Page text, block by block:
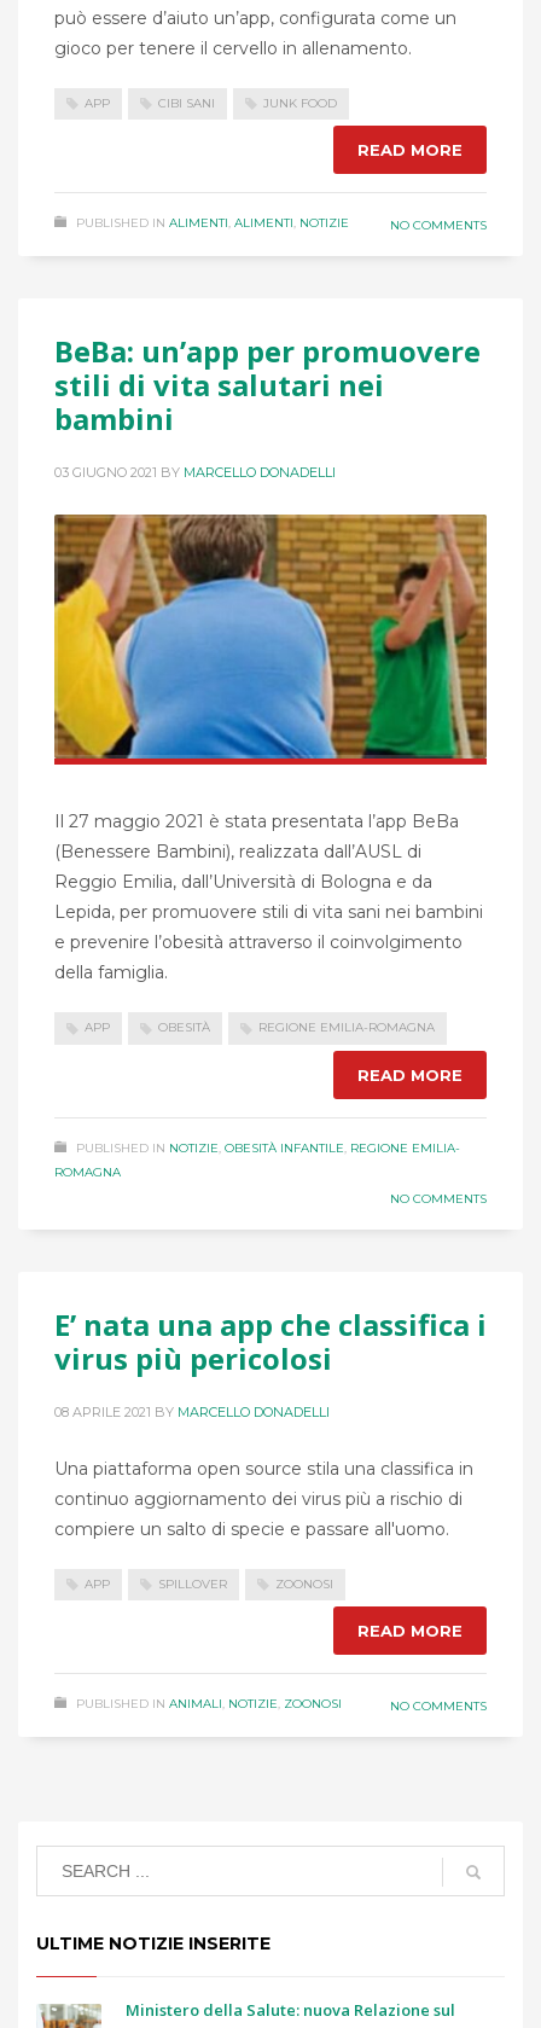
può essere d’aiuto un’app, configurata come un
gioco per tenere il cervello in allenamento.
APP CIBI SANI JUNK FOOD
READ MORE
PUBLISHED IN ALIMENTI, ALIMENTI, NOTIZIE NO COMMENTS
BeBa: un’app per promuovere
stili di vita salutari nei
bambini
03 GIUGNO 2021 BY MARCELLO DONADELLI
Il 27 maggio 2021 è stata presentata l’app BeBa
(Benessere Bambini), realizzata dall’AUSL di
Reggio Emilia, dall’Università di Bologna e da
Lepida, per promuovere stili di vita sani nei bambini
e prevenire l’obesità attraverso il coinvolgimento
della famiglia.
APP OBESITÀ REGIONE EMILIA-ROMAGNA
READ MORE
PUBLISHED IN NOTIZIE, OBESITÀ INFANTILE, REGIONE EMILIA-
ROMAGNA
NO COMMENTS
E’ nata una app che classifica i
virus più pericolosi
08 APRILE 2021 BY MARCELLO DONADELLI
Una piattaforma open source stila una classifica in
continuo aggiornamento dei virus più a rischio di
compiere un salto di specie e passare all'uomo.
APP SPILLOVER ZOONOSI
READ MORE
PUBLISHED IN ANIMALI, NOTIZIE, ZOONOSI NO COMMENTS
ULTIME NOTIZIE INSERITE
Ministero della Salute: nuova Relazione sul